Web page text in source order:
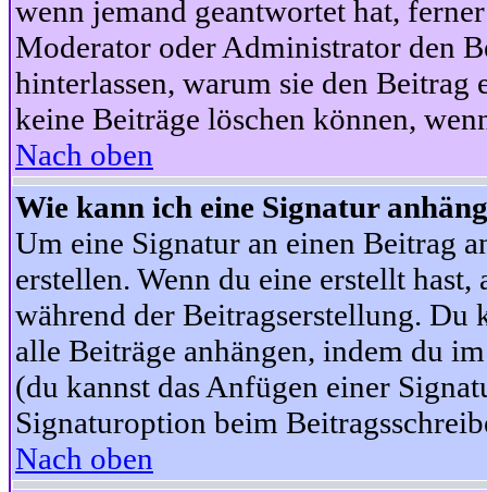
wenn jemand geantwortet hat,
Moderator oder Administrator den
hinterlassen, warum sie den Beitrag
keine Beiträge löschen können,
Nach oben
Wie kann ich eine Signatur
Um eine Signatur an einen Beitrag
erstellen. Wenn du eine erstellt
während der Beitragserstellung. Du
alle Beiträge anhängen, indem du
(du kannst das Anfügen einer
Signaturoption beim
Nach oben